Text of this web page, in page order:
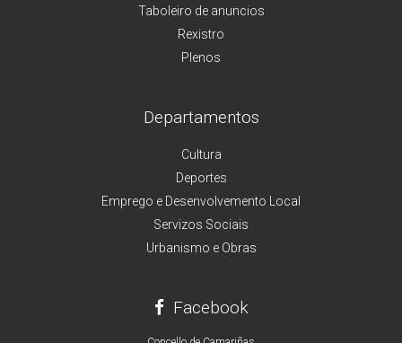
Taboleiro de anuncios
Rexistro
Plenos
Departamentos
Cultura
Deportes
Emprego e Desenvolvemento Local
Servizos Sociais
Urbanismo e Obras
Facebook